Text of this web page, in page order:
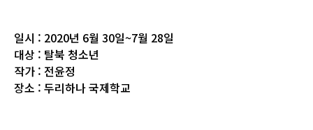
일시 : 2020년 6월 30일~7월 28일
대상 : 탈북 청소년
작가 : 전윤정
장소 : 두리하나 국제학교